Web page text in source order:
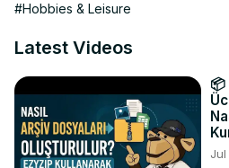
#科技小貼士 #隨時隨地儲存檔案 #
FACEBOOK: https://
https://
MEDIUM:
https://medium.com/
#Hobbies & Leisure
Latest Videos
Jul